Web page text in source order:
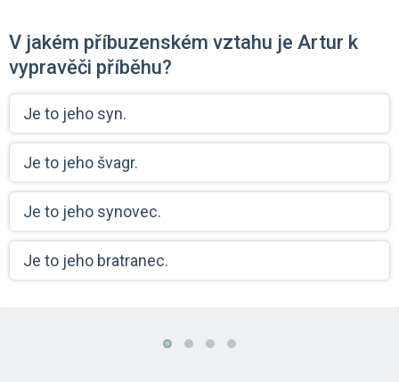
V jakém příbuzenském vztahu je Artur k
vypravěči příběhu?
Je to jeho syn.
Je to jeho švagr.
Je to jeho synovec.
Je to jeho bratranec.